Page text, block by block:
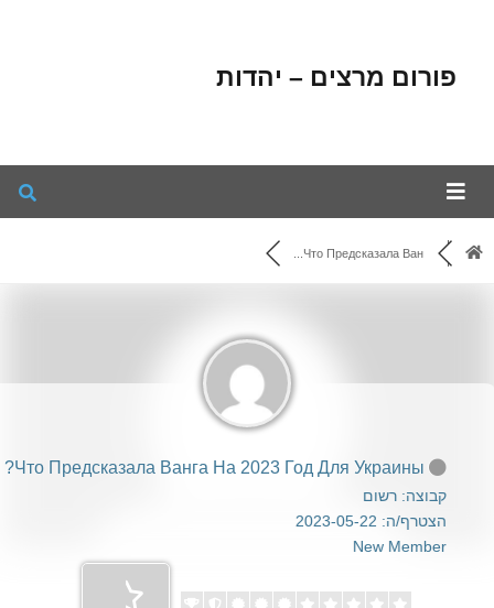
פורום מרצים – יהדות
Что Предсказала Ван...
קבוצה: רשום
הצטרף/ה: 2023-05-22
New Member